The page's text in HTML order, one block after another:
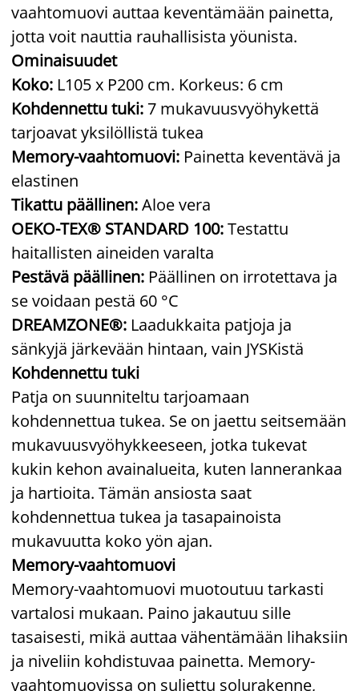
vaahtomuovi auttaa keventämään painetta,
jotta voit nauttia rauhallisista yöunista.
Ominaisuudet
Koko: L105 x P200 cm. Korkeus: 6 cm
Kohdennettu tuki:7 mukavuusvyöhykettä
tarjoavat yksilöllistä tukea
Memory-vaahtomuovi: Painetta keventävä ja
elastinen
Tikattu päällinen:Aloe vera
OEKO-TEX® STANDARD 100:Testattu
haitallisten aineiden varalta
Pestävä päällinen: Päällinen on irrotettava ja
se voidaan pestä 60 °C
DREAMZONE®: Laadukkaita patjoja ja
sänkyjä järkevään hintaan, vain JYSKistä
Kohdennettu tuki
Patja on suunniteltu tarjoamaan
kohdennettua tukea. Se on jaettu seitsemään
mukavuusvyöhykkeeseen, jotka tukevat
kukin kehon avainalueita, kuten lannerankaa
ja hartioita. Tämän ansiosta saat
kohdennettua tukea ja tasapainoista
mukavuutta koko yön ajan.
Memory-vaahtomuovi
Memory-vaahtomuovi muotoutuu tarkasti
vartalosi mukaan. Paino jakautuu sille
tasaisesti, mikä auttaa vähentämään lihaksiin
ja niveliin kohdistuvaa painetta. Memory-
vaahtomuovissa on suljettu solurakenne,